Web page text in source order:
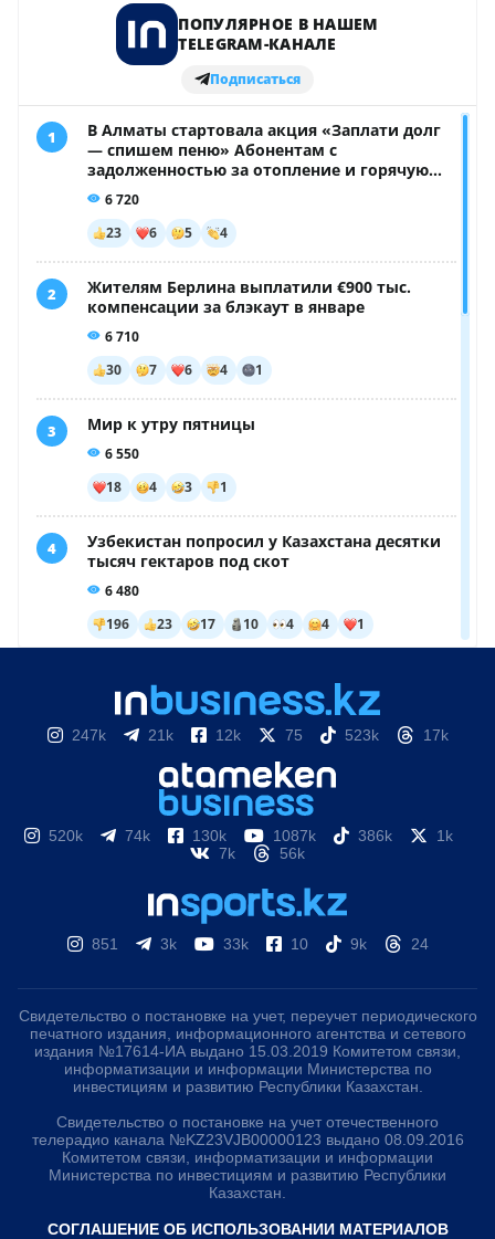
247k 21k 12k 75 523k 17k
520k 74k 130k 1087k 386k
1k
7k
56k
851 3k 33k 10 9k 24
Свидетельство о постановке на учет, переучет периодического
печатного издания, информационного агентства и сетевого
издания №17614-ИА выдано 15.03.2019 Комитетом связи,
информатизации и информации Министерства по
инвестициям и развитию Республики Казахстан.
Свидетельство о постановке на учет отечественного
телерадио канала №KZ23VJB00000123 выдано 08.09.2016
Комитетом связи, информатизации и информации
Министерства по инвестициям и развитию Республики
Казахстан.
СОГЛАШЕНИЕ ОБ ИСПОЛЬЗОВАНИИ МАТЕРИАЛОВ